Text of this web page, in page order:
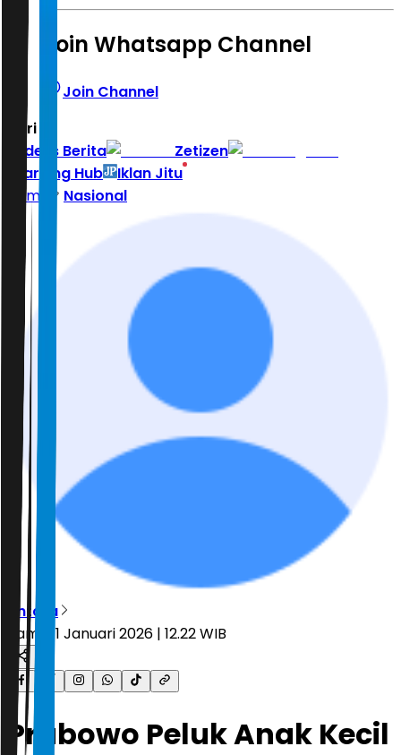
Join Whatsapp Channel
Join Channel
Hari ini
Indeks Berita
Zetizen
Learning Hub
Iklan Jitu
Home
Nasional
Antara
Kamis, 1 Januari 2026 | 12.22 WIB
Prabowo Peluk Anak Kecil